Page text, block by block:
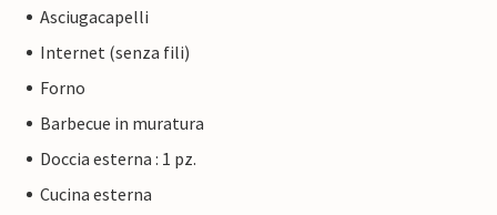
Asciugacapelli
Internet (senza fili)
Forno
Barbecue in muratura
Doccia esterna : 1 pz.
Cucina esterna